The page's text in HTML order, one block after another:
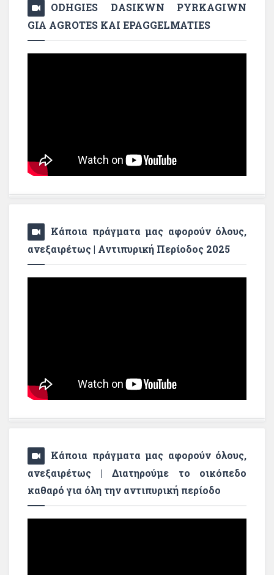
ODHGIES DASIKWN PYRKAGIWN
GIA AGROTES KAI EPAGGELMATIES
Κάποια πράγματα μας αφορούν όλους,
ανεξαιρέτως | Αντιπυρική Περίοδος 2025
Κάποια πράγματα μας αφορούν όλους,
ανεξαιρέτως | Διατηρούμε το οικόπεδο
καθαρό για όλη την αντιπυρική περίοδο